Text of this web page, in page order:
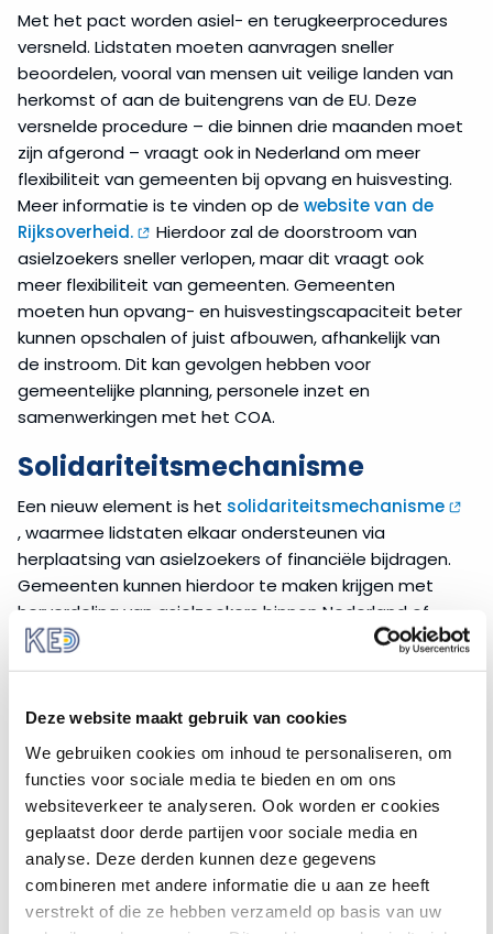
Deze website maakt gebruik van cookies
We gebruiken cookies om inhoud te personaliseren, om
functies voor sociale media te bieden en om ons
websiteverkeer te analyseren. Ook worden er cookies
geplaatst door derde partijen voor sociale media en
analyse. Deze derden kunnen deze gegevens
combineren met andere informatie die u aan ze heeft
verstrekt of die ze hebben verzameld op basis van uw
Met het pact worden asiel- en terugkeerprocedures
versneld. Lidstaten moeten aanvragen sneller
beoordelen, vooral van mensen uit veilige landen van
herkomst of aan de buitengrens van de EU. Deze
versnelde procedure – die binnen drie maanden moet
zijn afgerond – vraagt ook in Nederland om meer
flexibiliteit van gemeenten bij opvang en huisvesting.
Meer informatie is te vinden op de website van de
Rijksoverheid.
Hierdoor zal de doorstroom van
asielzoekers sneller verlopen, maar dit vraagt ook
meer flexibiliteit van gemeenten. Gemeenten
moeten hun opvang- en huisvestingscapaciteit beter
kunnen opschalen of juist afbouwen, afhankelijk van
de instroom. Dit kan gevolgen hebben voor
gemeentelijke planning, personele inzet en
samenwerkingen met het COA.
Solidariteitsmechanisme
Een nieuw element is het solidariteitsmechanisme
, waarmee lidstaten elkaar ondersteunen via
herplaatsing van asielzoekers of financiële bijdragen.
Gemeenten kunnen hierdoor te maken krijgen met
herverdeling van asielzoekers binnen Nederland of
extra taken rond (crisis)opvang. De exacte invulling
Belangrijk in dit verband is dat de richtlijn expliciet
verwijst naar het non refoulementbeginsel, zoals
onder meer vastgelegd in hetVerdrag van Genève
. Dit principe bepaalt dat niemand mag worden
teruggestuurd naar een land waar hij of zij gevaar
loopt op vervolging of onmenselijke behandeling. De
richtlijn benadrukt dat het Europese asielbeleid moet
steunen op een volledige en niet-restrictieve